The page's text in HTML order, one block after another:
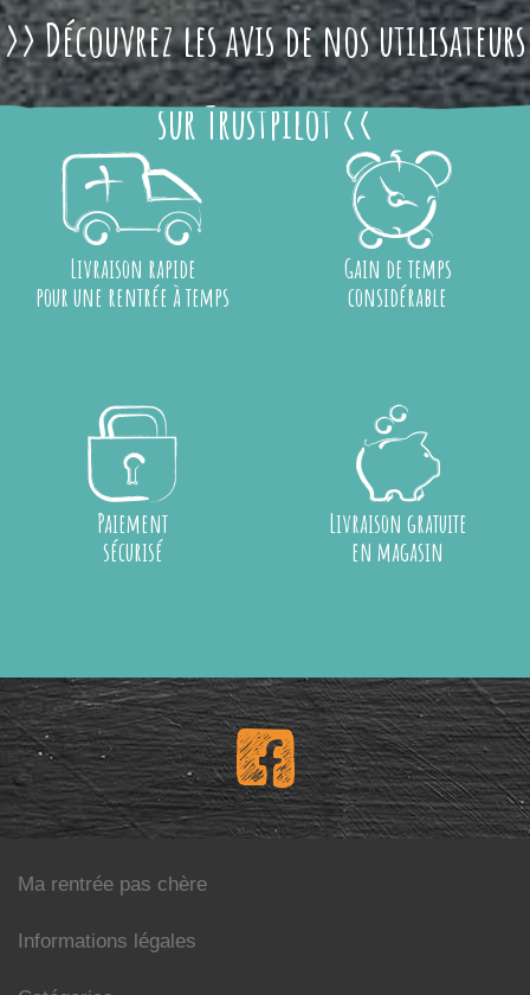
>> Découvrez les avis de nos utilisateurs
sur Trustpilot <<
Livraison rapide
pour une rentrée à temps
Gain de temps
considérable
Paiement
sécurisé
Livraison gratuite
en magasin
Ma rentrée pas chère
Informations légales